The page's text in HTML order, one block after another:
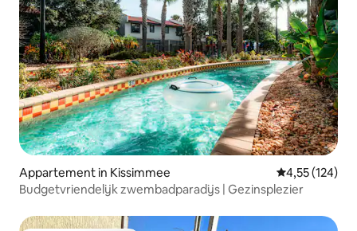
Appartement in Kissimmee Gemiddelde
4,55 (124)
Budgetvriendelijk zwembadparadijs | Gezinsplezier